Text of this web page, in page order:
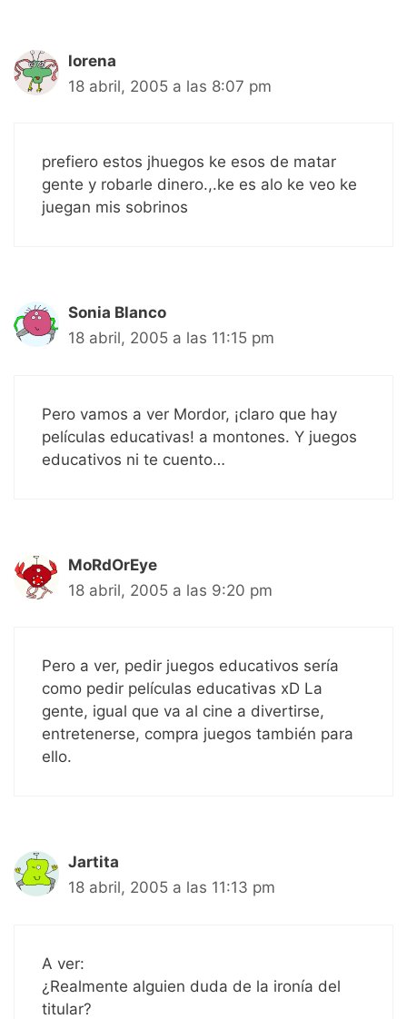
lorena
18 abril, 2005 a las 8:07 pm
prefiero estos jhuegos ke esos de matar
gente y robarle dinero.,.ke es alo ke veo ke
juegan mis sobrinos
Sonia Blanco
18 abril, 2005 a las 11:15 pm
Pero vamos a ver Mordor, ¡claro que hay
películas educativas! a montones. Y juegos
educativos ni te cuento…
MoRdOrEye
18 abril, 2005 a las 9:20 pm
Pero a ver, pedir juegos educativos sería
como pedir películas educativas xD La
gente, igual que va al cine a divertirse,
entretenerse, compra juegos también para
ello.
Jartita
18 abril, 2005 a las 11:13 pm
A ver:
¿Realmente alguien duda de la ironía del
titular?